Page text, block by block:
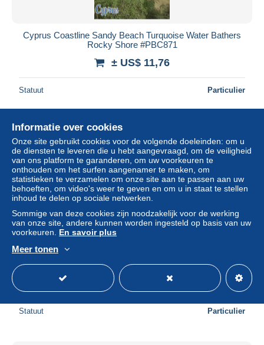
Cyprus Coastline Sandy Beach Turquoise Water Bathers
Rocky Shore #PBC871
± US$ 11,76
Statuut Particulier
Nieuw
Cyprus Limassol District City Architecture Beach Street
Views #PBC876
± US$ 14,97
Statuut Particulier
Informatie over cookies
Onze site gebruikt cookies voor de volgende doeleinden: om u
de diensten te leveren die u hebt aangevraagd, om de veiligheid
van ons platform te garanderen, om uw voorkeuren te
onthouden om het surfen aangenamer te maken, om
statistieken te verzamelen om onze site aan te passen aan uw
behoeften, om video's weer te geven en om u in staat te stellen
inhoud te delen op sociale netwerken.
Sommige van deze cookies zijn noodzakelijk voor de werking
van onze site, andere kunnen worden ingesteld op basis van uw
voorkeuren. En savoir plus
Meer tonen